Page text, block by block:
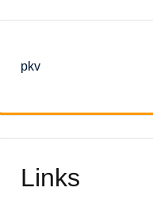
pkv
Links